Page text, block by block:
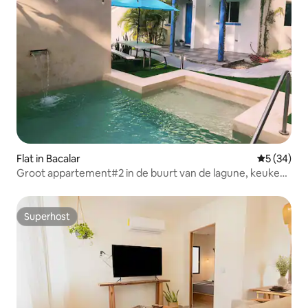
Flat in Bacalar
5 (34)
Groot appartement#2 in de buurt van de lagune, keuken
Superhost
Superhost